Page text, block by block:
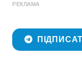
РЕКЛАМА